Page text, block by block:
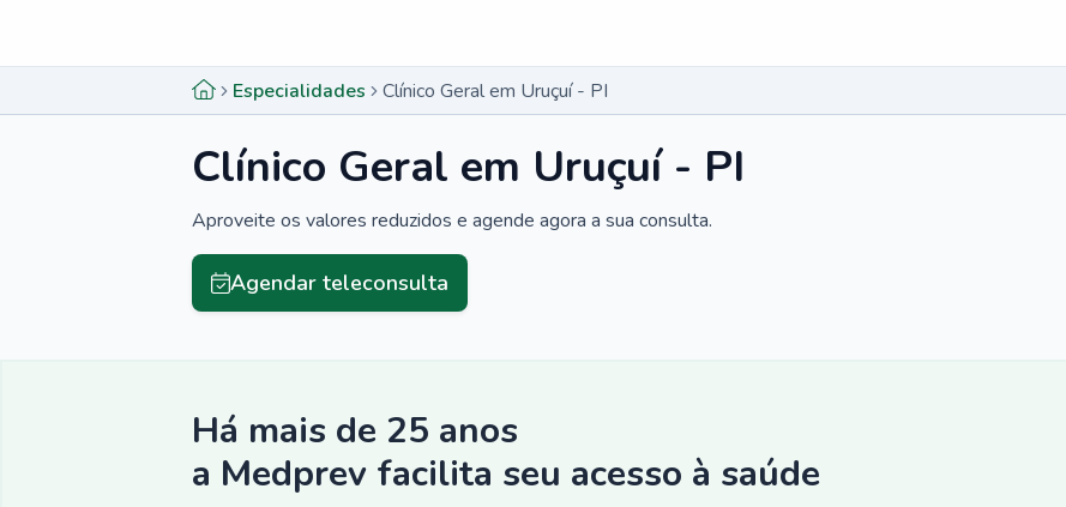
Especialidades Clínico Geral em Uruçuí - PI
Clínico Geral em Uruçuí - PI
Aproveite os valores reduzidos e agende agora a sua consulta.
Agendar teleconsulta
Há mais de 25 anos
a Medprev facilita seu acesso à saúde